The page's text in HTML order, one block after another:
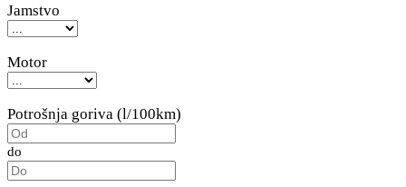
Jamstvo
Motor
Potrošnja goriva (l/100km)
do